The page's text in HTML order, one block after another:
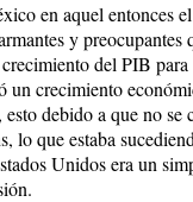
en aquel entonces
y preocupantes
del PIB
un crecimiento
debido a que no se
lo que estaba
Unidos era un